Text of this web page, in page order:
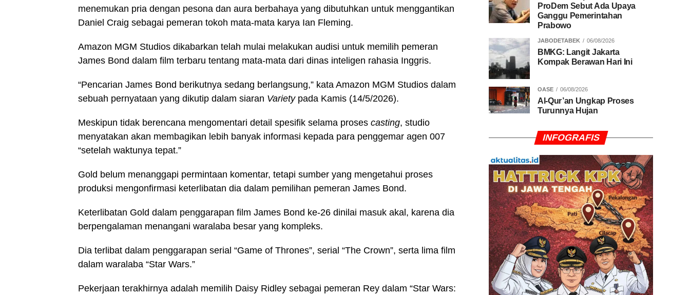
menemukan pria dengan pesona dan aura berbahaya yang dibutuhkan untuk menggantikan
Daniel Craig sebagai pemeran tokoh mata-mata karya Ian Fleming.​​​​​​​
Amazon MGM Studios dikabarkan telah mulai melakukan audisi untuk memilih pemeran
James Bond dalam film terbaru tentang mata-mata dari dinas inteligen rahasia Inggris.
“Pencarian James Bond berikutnya sedang berlangsung,” kata Amazon MGM Studios dalam
sebuah pernyataan yang dikutip dalam siaran Varietypada Kamis (14/5/2026).
Meskipun tidak berencana mengomentari detail spesifik selama proses casting, studio
menyatakan akan membagikan lebih banyak informasi kepada para penggemar agen 007
“setelah waktunya tepat.”
Gold belum menanggapi permintaan komentar, tetapi sumber yang mengetahui proses
produksi mengonfirmasi keterlibatan dia dalam pemilihan pemeran James Bond.
Keterlibatan Gold dalam penggarapan film James Bond ke-26 dinilai masuk akal, karena dia
berpengalaman menangani waralaba besar yang kompleks.
Dia terlibat dalam penggarapan serial “Game of Thrones”, ​​​​​​​serial “The Crown”, serta lima film
dalam waralaba “Star Wars.”
Pekerjaan terakhirnya adalah memilih Daisy Ridley sebagai pemeran Rey dalam “Star Wars:
ProDem Sebut Ada Upaya
Ganggu Pemerintahan
Prabowo
JABODETABEK 06/08/2026
BMKG: Langit Jakarta
Kompak Berawan Hari Ini
OASE 06/08/2026
Al-Qur’an Ungkap Proses
Turunnya Hujan
INFOGRAFIS